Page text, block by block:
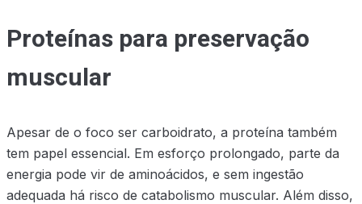
Proteínas para preservação
muscular
Apesar de o foco ser carboidrato, a proteína também
tem papel essencial. Em esforço prolongado, parte da
energia pode vir de aminoácidos, e sem ingestão
adequada há risco de catabolismo muscular. Além disso,